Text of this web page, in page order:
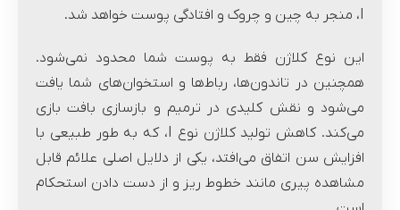
I، منجر به چین و چروک و افتادگی پوست خواهد شد.
این نوع کلاژن فقط به پوست شما محدود نمی‌شود.
همچنین در تاندون‌ها، رباط‌ها و استخوان‌های شما یافت
می‌شود و نقش کلیدی در ترمیم و بازسازی بافت بازی
می‌کند. کاهش تولید کلاژن نوع I، که به طور طبیعی با
افزایش سن اتفاق می‌افتد، یکی از دلایل اصلی علائم قابل
مشاهده پیری مانند خطوط ریز و از دست دادن استحکام